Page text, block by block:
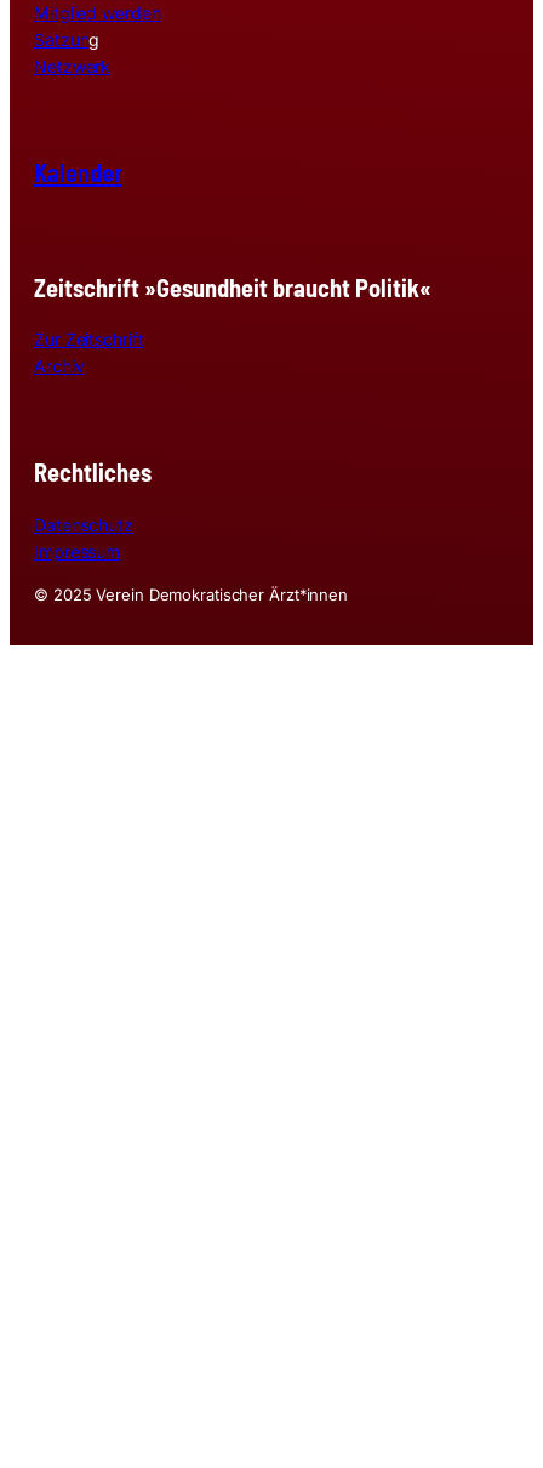
Mitglied werden
Satzung
Netzwerk
Kalender
Zeitschrift »Gesundheit braucht Politik«
Zur Zeitschrift
Archiv
Rechtliches
Datenschutz
Impressum
© 2025 Verein Demokratischer Ärzt*innen